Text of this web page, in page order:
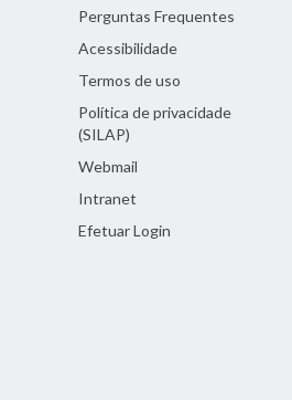
Perguntas Frequentes
Acessibilidade
Termos de uso
Política de privacidade
(SILAP)
Webmail
Intranet
Efetuar Login